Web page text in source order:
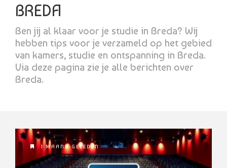
BREDA
Ben jij al klaar voor je studie in Breda? Wij
hebben tips voor je verzameld op het gebied
van kamers, studie en ontspanning in Breda.
Via deze pagina zie je alle berichten over
Breda.
1 MAAND GELEDEN